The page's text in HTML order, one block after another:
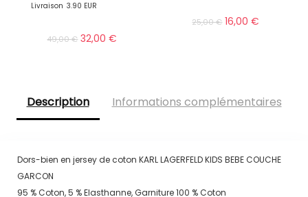
Livraison 3.90 EUR
49,00€ 32,00€
25,00€ 16,00€
Description Informations complémentaires
Dors-bien en jersey de coton KARL LAGERFELD KIDS BEBE COUCHE
GARCON
95 % Coton, 5 % Elasthanne, Garniture 100 % Coton